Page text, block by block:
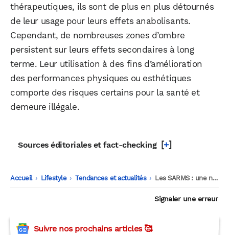
thérapeutiques, ils sont de plus en plus détournés
de leur usage pour leurs effets anabolisants.
Cependant, de nombreuses zones d’ombre
persistent sur leurs effets secondaires à long
terme. Leur utilisation à des fins d’amélioration
des performances physiques ou esthétiques
comporte des risques certains pour la santé et
demeure illégale.
Sources éditoriales et fact-checking [+]
Accueil -
Lifestyle -
Tendances et actualités -
Les SARMS : une nouvelle classe de molécules aux effets anabolisants
Signaler une erreur
Suivre nos prochains articles 🥰